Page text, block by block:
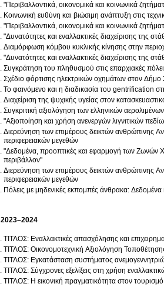
"Περιβαλλοντικά, οικονομικά και κοινωνικά
Κοινωνική ευθύνη και βιώσιμη ανάπτυξη στις
"Περιβαλλοντικά, οικονομικά και κοινωνικά
"Δυνατότητες και εναλλακτικές διαχείρισης της
Διαμόρφωση κόμβου κυκλικής κίνησης στην
"Δυνατότητες και εναλλακτικές διαχείρισης της
Συγκράτηση του πληθυσμού στις επαρχιακές
Σχέδιο φόρτισης ηλεκτρικών οχημάτων στον Δήμο
Το φαινόμενο και η διαδικασία του gentrification
Διαχείριση της ψυχικής υγείας στον
Συγκριτική αξιολόγηση των ελληνικών
"Αξιοποίηση και χρήση ανενεργών λιγνιτικών
Διερεύνηση των επιμέρους δεικτών ανθρώπινης
περιφερειακών μεγεθών
"Δεδομένα, προοπτικές και εφαρμογή των
περιβάλλον"
Διερεύνηση των επιμέρους δεικτών ανθρώπινης
περιφερειακών μεγεθών
Πόλεις με μηδενικές εκπομπές άνθρακα:
2023–2024
ΤΙΤΛΟΣ: Εναλλακτικές απασχόλησης και
ΤΙΤΛΟΣ: Οικονομοτεχνική Αξιολόγηση
ΤΙΤΛΟΣ: Εγκατάσταση συστήματος
ΤΙΤΛΟΣ: Σύγχρονες εξελίξεις στη χρήση
ΤΙΤΛΟΣ: Η εικονική πραγματικότητα στον